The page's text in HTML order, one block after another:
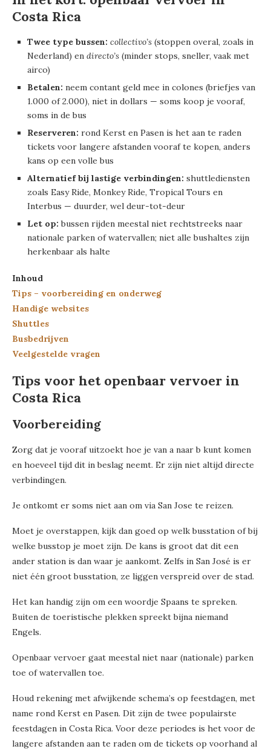
Costa Rica
Twee type bussen: collectivo’s (stoppen overal, zoals in
Nederland) en directo’s (minder stops, sneller, vaak met
airco)
Betalen: neem contant geld mee in colones (briefjes van
1.000 of 2.000), niet in dollars — soms koop je vooraf,
soms in de bus
Reserveren: rond Kerst en Pasen is het aan te raden
tickets voor langere afstanden vooraf te kopen, anders
kans op een volle bus
Alternatief bij lastige verbindingen: shuttlediensten
zoals Easy Ride, Monkey Ride, Tropical Tours en
Interbus — duurder, wel deur-tot-deur
Let op: bussen rijden meestal niet rechtstreeks naar
nationale parken of watervallen; niet alle bushaltes zijn
herkenbaar als halte
Inhoud
Tips – voorbereiding en onderweg
Handige websites
Shuttles
Busbedrijven
Veelgestelde vragen
Tips voor het openbaar vervoer in
Costa Rica
Voorbereiding
Zorg dat je vooraf uitzoekt hoe je van a naar b kunt komen
en hoeveel tijd dit in beslag neemt. Er zijn niet altijd directe
verbindingen.
Je ontkomt er soms niet aan om via San Jose te reizen.
Moet je overstappen, kijk dan goed op welk busstation of bij
welke busstop je moet zijn. De kans is groot dat dit een
ander station is dan waar je aankomt. Zelfs in San José is er
niet één groot busstation, ze liggen verspreid over de stad.
Het kan handig zijn om een woordje Spaans te spreken.
Buiten de toeristische plekken spreekt bijna niemand
Engels.
Openbaar vervoer gaat meestal niet naar (nationale) parken
toe of watervallen toe.
Houd rekening met afwijkende schema’s op feestdagen, met
name rond Kerst en Pasen. Dit zijn de twee populairste
feestdagen in Costa Rica. Voor deze periodes is het voor de
langere afstanden aan te raden om de tickets op voorhand al